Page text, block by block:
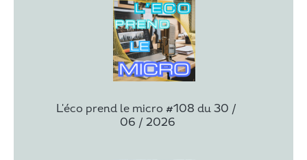
L'éco prend le micro #108 du 30 /
06 / 2026